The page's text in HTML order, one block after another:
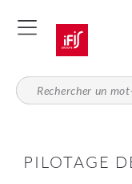
au
principal
PILOTAGE